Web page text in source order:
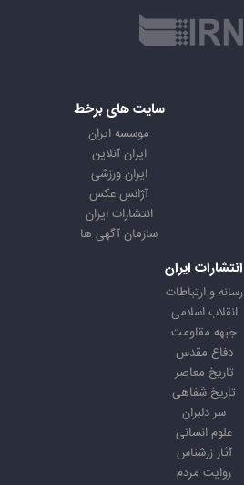
سایت های برخط
موسسه ایران
ایران آنلاین
ایران ورزشی
آژانس عکس
انتشارات ایران
سازمان آگهی ها
انتشارات ایران
رسانه و ارتباطات
انقلاب اسلامی
جبهه مقاومت
دفاع مقدس
تاریخ معاصر
تاریخ شفاهی
سر دلبران
علوم انسانی
آثار زرشناس
روایت مردم